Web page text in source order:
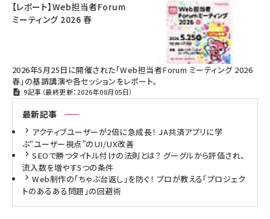
【レポート】Web担当者Forum
ミーティング 2026 春
2026年5月25日に開催された「Web担当者Forum ミーティング 2026
春」の基調講演や各セッションをレポート。
9記事（最終更新：2026年08月05日）
最新記事
アクティブユーザーが2倍に急成長！ JA共済アプリに学
ぶ“ユーザー視点”のUI/UX改善
SEOで勝つタイトル付けの法則とは？ グーグルから評価され、
流入数を増やす5つの条件
Web制作の「ちゃぶ台返し」を防ぐ！ プロが教える「プロジェク
トのあるある問題」の回避術